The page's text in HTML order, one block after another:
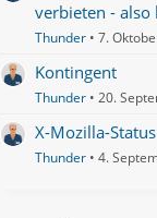
verbieten -
Thunder 7.
Kontingent
Thunder 20.
X-Mozilla-
Thunder 4.